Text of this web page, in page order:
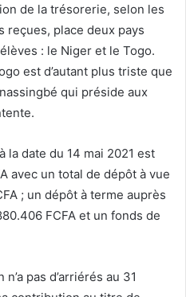
de la trésorerie, selon les
reçues, place deux pays
: le Niger et le Togo.
est d’autant plus triste que
qui préside aux
la date du 14 mai 2021 est
avec un total de dépôt à vue
; un dépôt à terme auprès
FCFA et un fonds de
pas d’arriérés au 31